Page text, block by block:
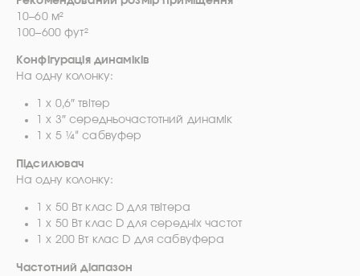
10–60 м²
100–600 фут²
Конфігурація динаміків
На одну колонку:
1 x 0,6″ твітер
1 x 3″ середньочастотний динамік
1 x 5 ¼” сабвуфер
Підсилювач
На одну колонку:
1 x 50 Вт клас D для твітера
1 x 50 Вт клас D для середніх частот
1 x 200 Вт клас D для сабвуфера
Частотний діапазон